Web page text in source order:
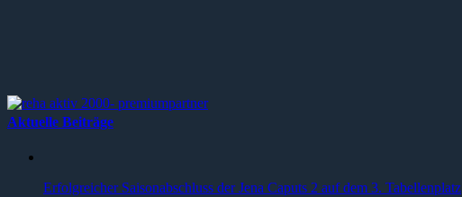
Aktuelle Beiträge
Erfolgreicher Saisonabschluss der Jena Caputs 2 auf dem 3. Tabellenplatz